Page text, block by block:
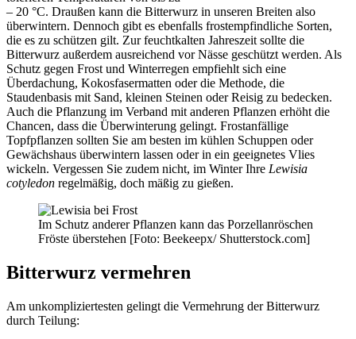
– 20 °C. Draußen kann die Bitterwurz in unseren Breiten also
überwintern. Dennoch gibt es ebenfalls frostempfindliche Sorten,
die es zu schützen gilt. Zur feuchtkalten Jahreszeit sollte die
Bitterwurz außerdem ausreichend vor Nässe geschützt werden. Als
Schutz gegen Frost und Winterregen empfiehlt sich eine
Überdachung, Kokosfasermatten oder die Methode, die
Staudenbasis mit Sand, kleinen Steinen oder Reisig zu bedecken.
Auch die Pflanzung im Verband mit anderen Pflanzen erhöht die
Chancen, dass die Überwinterung gelingt. Frostanfällige
Topfpflanzen sollten Sie am besten im kühlen Schuppen oder
Gewächshaus überwintern lassen oder in ein geeignetes Vlies
wickeln. Vergessen Sie zudem nicht, im Winter Ihre Lewisia
cotyledon regelmäßig, doch mäßig zu gießen.
Im Schutz anderer Pflanzen kann das Porzellanröschen
Fröste überstehen [Foto: Beekeepx/ Shutterstock.com]
Bitterwurz vermehren
Am unkompliziertesten gelingt die Vermehrung der Bitterwurz
durch Teilung: